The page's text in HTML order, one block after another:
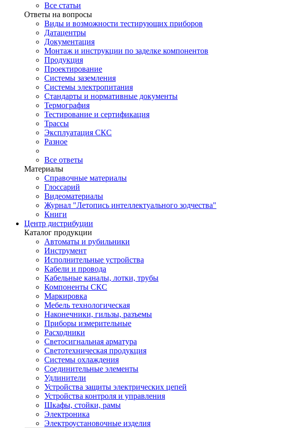
Все статьи
Ответы на вопросы
Виды и возможности тестирующих приборов
Датацентры
Документация
Монтаж и инструкции по заделке компонентов
Продукция
Проектирование
Системы заземления
Системы электропитания
Стандарты и нормативные документы
Термография
Тестирование и сертификация
Трассы
Эксплуатация СКС
Разное
Все ответы
Материалы
Справочные материалы
Глоссарий
Видеоматериалы
Журнал "Летопись интеллектуального зодчества"
Книги
Центр дистрибуции
Каталог продукции
Автоматы и рубильники
Инструмент
Исполнительные устройства
Кабели и провода
Кабельные каналы, лотки, трубы
Компоненты СКС
Маркировка
Мебель технологическая
Наконечники, гильзы, разъемы
Приборы измерительные
Расходники
Светосигнальная арматура
Светотехническая продукция
Системы охлаждения
Соединительные элементы
Удлинители
Устройства защиты электрических цепей
Устройства контроля и управления
Шкафы, стойки, рамы
Электроника
Электроустановочные изделия